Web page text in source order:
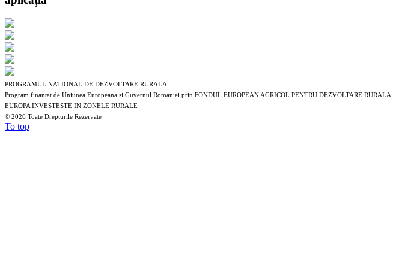
PROGRAMUL NATIONAL DE DEZVOLTARE RURALA
Program finantat de Uniunea Europeana si Guvernul Romaniei prin FONDUL EUROPEAN AGRICOL PENTRU DEZVOLTARE RURALA
EUROPA INVESTESTE IN ZONELE RURALE
© 2026 Toate Drepturile Rezervate
To top